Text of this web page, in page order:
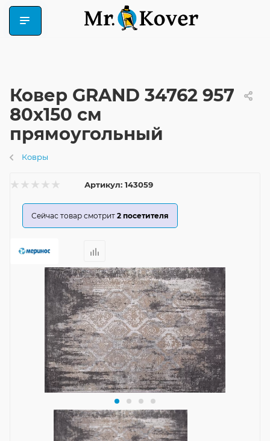
Ковер GRAND 34762 957
80x150 см
прямоугольный
Ковры
Артикул: 143059
Сейчас товар смотрит 2 посетителя